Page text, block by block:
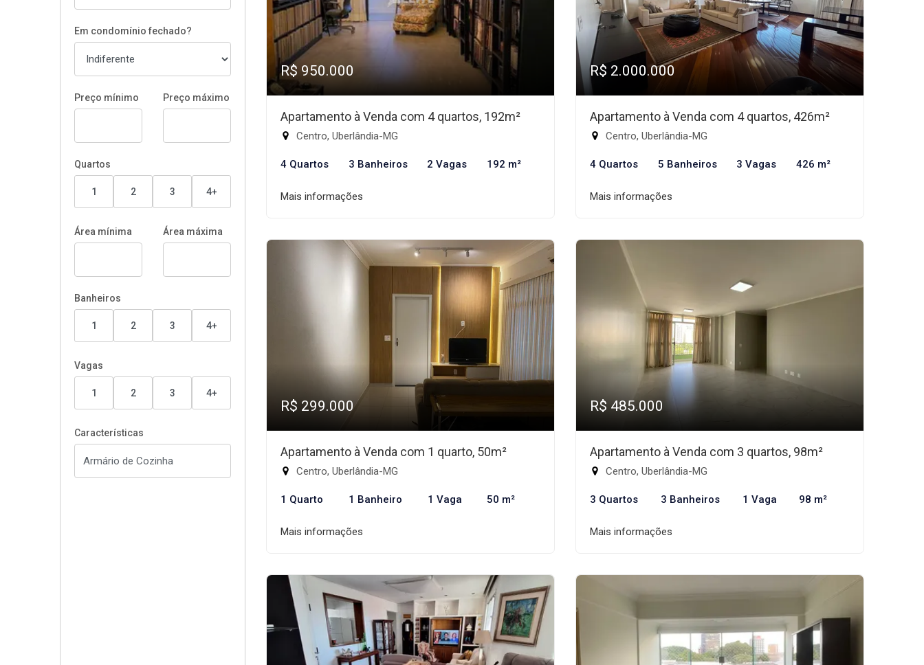
Em condomínio fechado?
Preço mínimo Preço máximo
Quartos
1 2 3 4+
Área mínima Área máxima
Banheiros
1 2 3 4+
Vagas
1 2 3 4+
Características
R$ 950.000
Apartamento à Venda com 4 quartos, 192m²
Centro, Uberlândia-MG
4 Quartos 3 Banheiros 2 Vagas 192 m²
Mais informações
R$ 2.000.000
Apartamento à Venda com 4 quartos, 426m²
Centro, Uberlândia-MG
4 Quartos 5 Banheiros 3 Vagas 426 m²
Mais informações
R$ 299.000
Apartamento à Venda com 1 quarto, 50m²
Centro, Uberlândia-MG
1 Quarto 1 Banheiro 1 Vaga 50 m²
Mais informações
R$ 485.000
Apartamento à Venda com 3 quartos, 98m²
Centro, Uberlândia-MG
3 Quartos 3 Banheiros 1 Vaga 98 m²
Mais informações